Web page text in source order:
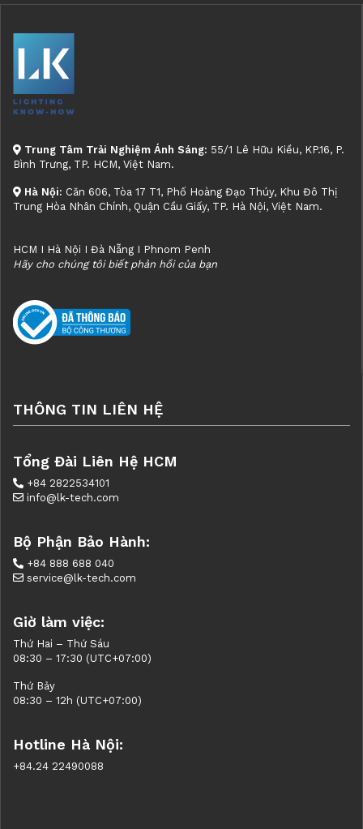
Trung Tâm Trải Nghiệm Ánh Sáng: 55/1 Lê Hữu Kiều, KP.16, P.
Bình Trưng, TP. HCM, Việt Nam.
Hà Nội: Căn 606, Tòa 17 T1, Phố Hoàng Đạo Thúy, Khu Đô Thị
Trung Hòa Nhân Chính, Quận Cầu Giấy, TP. Hà Nội, Việt Nam.
HCM I Hà Nội I Đà Nẵng I Phnom Penh
Hãy cho chúng tôi biết phản hồi của bạn
THÔNG TIN LIÊN HỆ
Tổng Đài Liên Hệ HCM
+84 2822534101
info@lk-tech.com
Bộ Phận Bảo Hành:
+84 888 688 040
service@lk-tech.com
Giờ làm việc:
Thứ Hai – Thứ Sáu
08:30 – 17:30 (UTC+07:00)
Thứ Bảy
08:30 – 12h (UTC+07:00)
Hotline Hà Nội:
+84.24 22490088